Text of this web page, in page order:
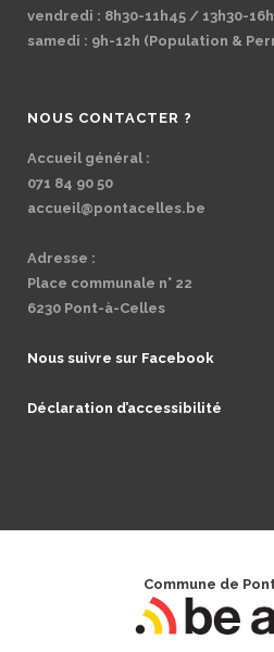
vendredi : 8h30-11h45 / 13h30-16h
samedi : 9h-12h (Population &
NOUS CONTACTER ?
Accueil général :
071 84 90 50
accueil@pontacelles.be
Adresse :
Place communale n° 22
6230 Pont-à-Celles
Nous suivre sur Facebook
Déclaration d’accessibilité
Commune de